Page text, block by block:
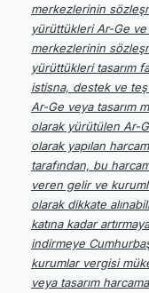
merkezlerinin
yürüttükleri Ar-Ge
merkezlerinin
yürüttükleri tasarım
istisna, destek ve
Ar-Ge veya tasarım
olarak yürütülen Ar-
olarak yapılan
tarafından, bu
veren gelir ve
olarak dikkate
katına kadar
indirmeye
kurumlar vergisi
veya tasarım